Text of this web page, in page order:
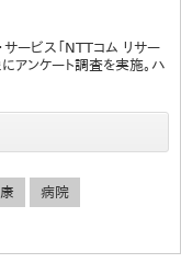
サービス「NTTコム リサー
アンケート調査を実施。ハ
病院